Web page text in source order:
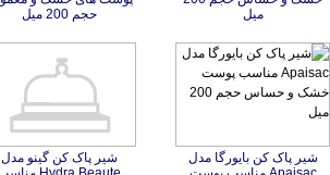
میل حجم 200 میل
شیر پاک کن بایورگا مدل
Apaisac مناسب پوست
خشک و حساس حجم 200 شیر پاک كن گینو مدل
Hydra Beaute مناسب